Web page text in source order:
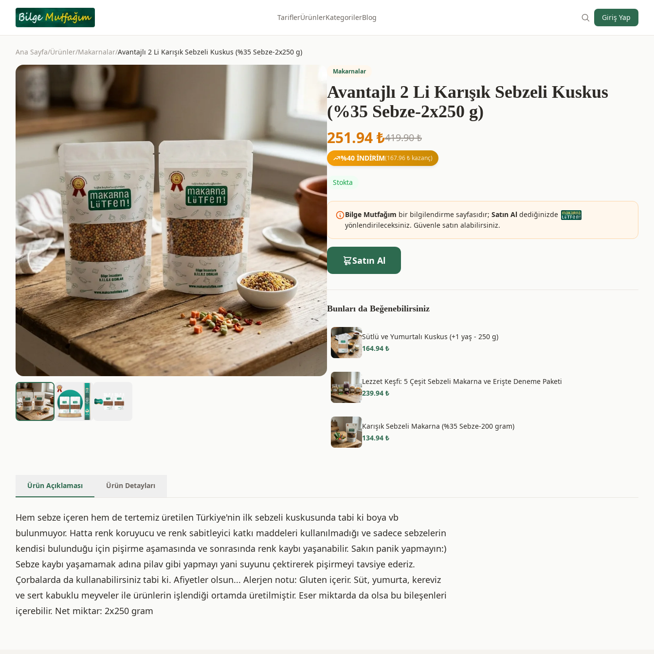
TariflerÜrünlerKategorilerBlog Giriş Yap
Ana Sayfa/Ürünler/Makarnalar/Avantajlı 2 Li Karışık Sebzeli Kuskus (%35 Sebze-2x250 g)
Makarnalar
Avantajlı 2 Li Karışık Sebzeli Kuskus
(%35 Sebze-2x250 g)
251.94₺419.90₺
%40 İNDİRİM(167.96₺ kazanç)
Stokta
Bilge Mutfağım bir bilgilendirme sayfasıdır; Satın Al dediğinizde
yönlendirileceksiniz. Güvenle satın alabilirsiniz.
Satın Al
Bunları da Beğenebilirsiniz
Sütlü ve Yumurtalı Kuskus (+1 yaş - 250 g)
164.94 ₺
Lezzet Keşfi: 5 Çeşit Sebzeli Makarna ve Erişte Deneme Paketi
239.94 ₺
Karışık Sebzeli Makarna (%35 Sebze-200 gram)
134.94 ₺
Ürün Açıklaması Ürün Detayları
Hem sebze içeren hem de tertemiz üretilen Türkiye'nin ilk sebzeli kuskusunda tabi ki boya vb
bulunmuyor. Hatta renk koruyucu ve renk sabitleyici katkı maddeleri kullanılmadığı ve sadece sebzelerin
kendisi bulunduğu için pişirme aşamasında ve sonrasında renk kaybı yaşanabilir. Sakın panik yapmayın:)
Sebze kaybı yaşamamak adına pilav gibi yapmayı yani suyunu çektirerek pişirmeyi tavsiye ederiz.
Çorbalarda da kullanabilirsiniz tabi ki. Afiyetler olsun... Alerjen notu: Gluten içerir. Süt, yumurta, kereviz
ve sert kabuklu meyveler ile ürünlerin işlendiği ortamda üretilmiştir. Eser miktarda da olsa bu bileşenleri
içerebilir. Net miktar: 2x250 gram